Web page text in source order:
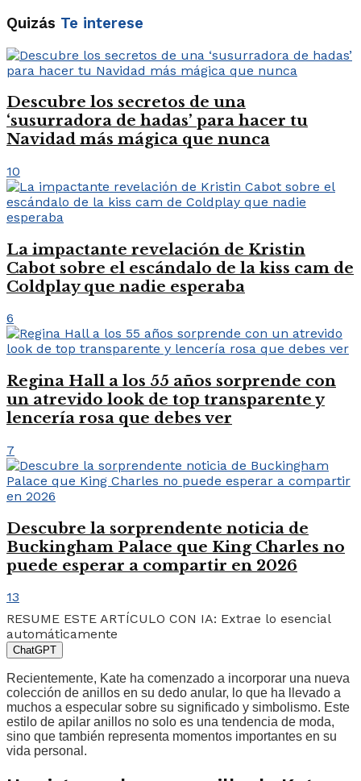
Quizás Te interese
Descubre los secretos de una
‘susurradora de hadas’ para hacer tu
Navidad más mágica que nunca
10
La impactante revelación de Kristin
Cabot sobre el escándalo de la kiss cam de
Coldplay que nadie esperaba
6
Regina Hall a los 55 años sorprende con
un atrevido look de top transparente y
lencería rosa que debes ver
7
Descubre la sorprendente noticia de
Buckingham Palace que King Charles no
puede esperar a compartir en 2026
13
RESUME ESTE ARTÍCULO CON IA: Extrae lo esencial
automáticamente
ChatGPT
Recientemente, Kate ha comenzado a incorporar una nueva
colección de anillos en su dedo anular, lo que ha llevado a
muchos a especular sobre su significado y simbolismo. Este
estilo de apilar anillos no solo es una tendencia de moda,
sino que también representa momentos importantes en su
vida personal.